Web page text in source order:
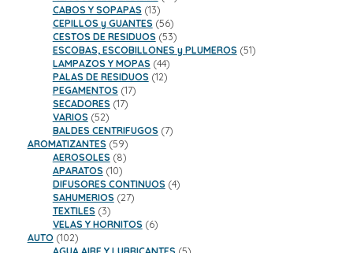
CABOS Y SOPAPAS 1313
productos
CEPILLOS y GUANTES 5656
productos
CESTOS DE RESIDUOS 5353
productos
ESCOBAS, ESCOBILLONES y PLUMEROS 5151
LAMPAZOS Y MOPAS 4444
productos
PALAS DE RESIDUOS 1212
PEGAMENTOS 1717
SECADORES 1717
VARIOS 5252
productos
BALDES CENTRIFUGOS 77
AROMATIZANTES 5959
productos
AEROSOLES 88
productos
APARATOS 1010
productos
DIFUSORES CONTINUOS 44
SAHUMERIOS 2727
TEXTILES 33
productos
VELAS Y HORNITOS 66
AUTO 102102
productos
5